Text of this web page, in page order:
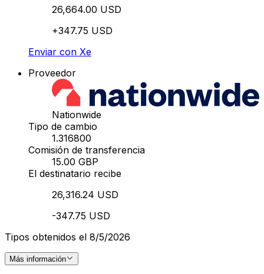
26,664.00 USD
+347.75 USD
Enviar con Xe
Proveedor
Nationwide
Tipo de cambio
1.316800
Comisión de transferencia
15.00 GBP
El destinatario recibe
26,316.24 USD
-347.75 USD
Tipos obtenidos el 8/5/2026
Más información